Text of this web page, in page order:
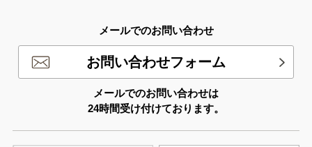
メールでのお問い合わせ
お問い合わせフォーム
メールでのお問い合わせは
24時間受け付けております。